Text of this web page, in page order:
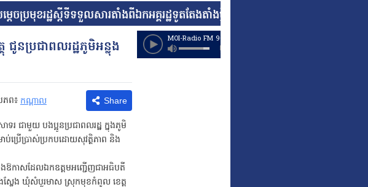
មុខរដ្ឋស្តីទីទទួលសារតាំងពីឯកអគ្គរដ្ឋទូតតែងតាំងថ្មី នៃសាធារណរដ្ឋអាហ្វ្រិកខាងត្បូង
ជូនប្រជាពលរដ្ឋភូមិអន្លុង
ភព៖ កណ្តាល Share
រ ជាមួយ បងប្អូនប្រជាពលរដ្ឋ ក្នុងភូមិ
ប្រើប្រាស់ប្រកបដោយសុវត្ថិភាព និង
ឱកាសដែលឯកឧត្ដមអញ្ជើញជាអធិបតី
ងស្លែង ឃុំសំបួរមាស ស្រុកមុខកំពូល ខេត្ត